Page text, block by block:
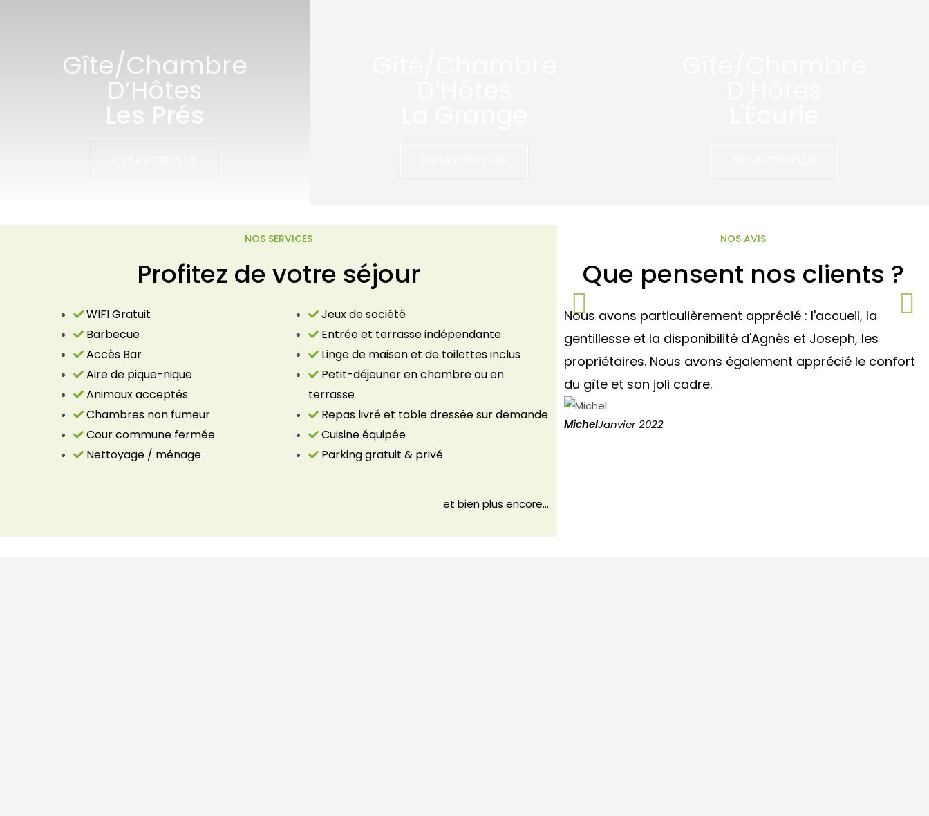
Gîte/Chambre
D’Hôtes
Les Prés
NOS SERVICES
Profitez de votre séjour
WIFI Gratuit
Barbecue
Accès Bar
Aire de pique-nique
Animaux acceptés
Chambres non fumeur
Cour commune fermée
Nettoyage / ménage
Jeux de société
Entrée et terrasse indépendante
Linge de maison et de toilettes inclus
Petit-déjeuner en chambre ou en
terrasse
Repas livré et table dressée sur demande
Cuisine équipée
Parking gratuit & privé
et bien plus encore…
NOS AVIS
Que pensent nos clients ?
Nous avons particulièrement apprécié : l'accueil, la
gentillesse et la disponibilité d'Agnès et Joseph, les
propriétaires. Nous avons également apprécié le confort
du gîte et son joli cadre.
MichelJanvier 2022